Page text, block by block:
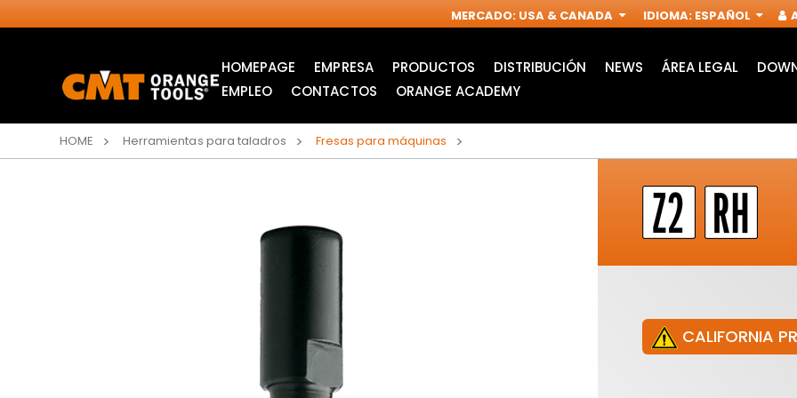
MERCADO: USA & CANADA IDIOMA: ESPAÑOL
HOMEPAGE EMPRESA PRODUCTOS
ITK XPLUS SAW
BLADES
ACCESORIOS PARA
DISTRIBUCIÓN NEWS ÁREA LEGAL
EMPLEO
CONTACTOS ORANGE ACADEMY
HOME Herramientas para taladros Fresas para máquinas
CALIFORNIA